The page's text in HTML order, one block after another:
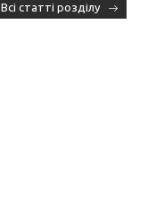
Всі статті розділу